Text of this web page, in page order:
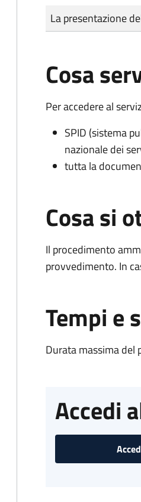
Tipo di pagamento
Importo
La presentazione
Cosa
Per accedere al
SPID (sistema
nazionale dei
tutta la
Cosa si
Il procedimento
provvedimento. In
Tempi e
Durata massima
Accedi